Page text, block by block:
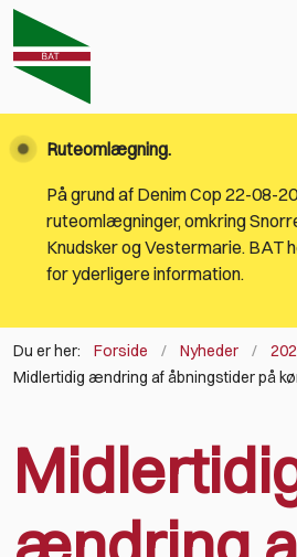
Ruteomlægning.
På grund af Denim Cop 22-08-
ruteomlægninger, omkring
Knudsker og Vestermarie. BAT
for yderligere information.
Du er her: Forside Nyheder
Midlertidig ændring af åbningstider på